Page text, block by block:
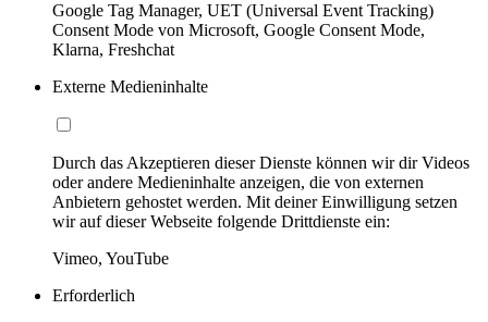
Google Tag Manager, UET (Universal Event Tracking)
Consent Mode von Microsoft, Google Consent Mode,
Klarna, Freshchat
Externe Medieninhalte
Durch das Akzeptieren dieser Dienste können wir dir Videos
oder andere Medieninhalte anzeigen, die von externen
Anbietern gehostet werden. Mit deiner Einwilligung setzen
wir auf dieser Webseite folgende Drittdienste ein:
Vimeo, YouTube
Erforderlich